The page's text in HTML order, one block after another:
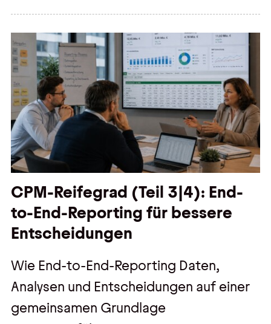
CPM-Reifegrad (Teil 3|4): End-
to-End-Reporting für bessere
Entscheidungen
Wie End-to-End-Reporting Daten,
Analysen und Entscheidungen auf einer
gemeinsamen Grundlage